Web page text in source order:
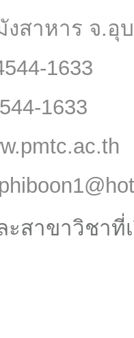
สาหาร จ.อุ
1633
1633
ะสาขาวิชาที่